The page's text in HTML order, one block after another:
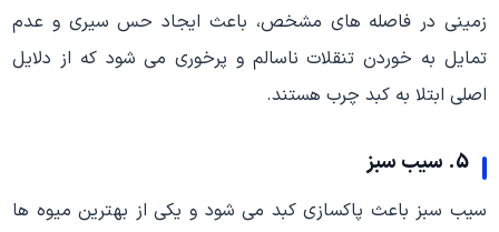
زمینی در فاصله های مشخص، باعث ایجاد حس سیری و عدم
تمایل به خوردن تنقلات ناسالم و پرخوری می شود که از دلایل
اصلی ابتلا به کبد چرب هستند.
5. سیب سبز
سیب سبز باعث پاکسازی کبد می شود و یکی از بهترین میوه ها